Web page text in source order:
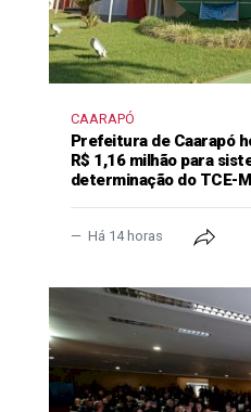
CAARAPÓ
Prefeitura de Caarapó
R$ 1,16 milhão para
determinação do TCE-
Há 14 horas